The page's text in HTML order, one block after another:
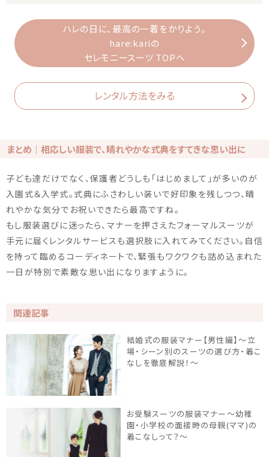
ハレの日に、最高の一着をかりよう。
hare:kariの
セレモニースーツ TOPへ
レンタル方法をみる
まとめ｜相応しい服装で、晴れやかな式典をすてきな思い出に
子ども達だけでなく、保護者どうしも「はじめまして」が多いのが
入園式＆入学式。式典にふさわしい装いで好印象を残しつつ、晴
れやかな気分でお祝いできたら最高ですね。
もし服装選びに迷ったら、マナーを押さえたフォーマルスーツが
手元に届くレンタルサービスも選択肢に入れてみてください。自信
を持って臨めるコーディネートで、緊張もワクワクも詰め込まれた
一日が特別で素敵な思い出になりますように。
関連記事
結婚式の服装マナー【男性編】〜立
場・シーン別のスーツの選び方・着こ
なしを徹底解説！〜
お受験スーツの服装マナー～幼稚
園・小学校の面接時の母親(ママ)の
着こなしって？～